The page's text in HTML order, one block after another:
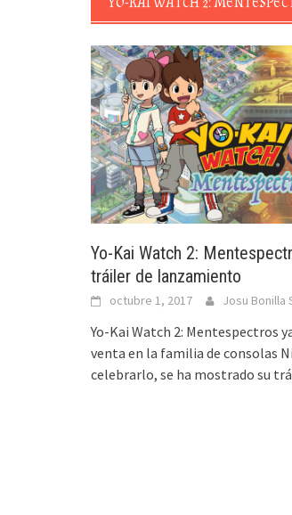
Yo-Kai Watch 2:
tráiler de lanzamiento
octubre 1, 2017 Josu Bonilla
Yo-Kai Watch 2: Mentespectros
venta en la familia de consolas
celebrarlo, se ha mostrado su